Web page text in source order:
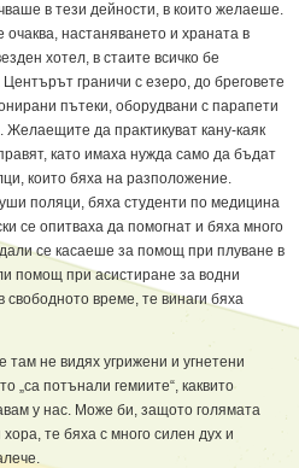
в тези дейности, в които желаеше.
настаняването и храната в
хотел, в стаите всичко бе
граничи с езеро, до бреговете
пътеки, оборудвани с парапети
Желаещите да практикуват кану-каяк
като имаха нужда само да бъдат
които бяха на разположение.
поляци, бяха студенти по медицина
се опитваха да помогнат и бяха много
се касаеше за помощ при плуване в
помощ при асистиране за водни
време, те винаги бяха
не видях угрижени и угнетени
„са потънали гемиите“, каквито
у нас. Може би, защото голямата
те бяха с много силен дух и